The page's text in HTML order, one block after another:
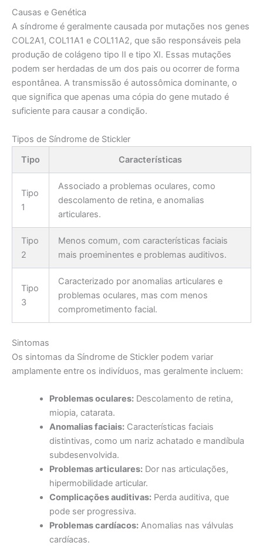
Causas e Genética
A síndrome é geralmente causada por mutações nos genes
COL2A1, COL11A1 e COL11A2, que são responsáveis pela
produção de colágeno tipo II e tipo XI. Essas mutações
podem ser herdadas de um dos pais ou ocorrer de forma
espontânea. A transmissão é autossômica dominante, o
que significa que apenas uma cópia do gene mutado é
suficiente para causar a condição.
Tipos de Síndrome de Stickler
Tipo
Características
Tipo
1
Associado a problemas oculares, como
descolamento de retina, e anomalias
articulares.
Tipo
2
Menos comum, com características faciais
mais proeminentes e problemas auditivos.
Tipo
3
Caracterizado por anomalias articulares e
problemas oculares, mas com menos
comprometimento facial.
Sintomas
Os sintomas da Síndrome de Stickler podem variar
amplamente entre os indivíduos, mas geralmente incluem:
Problemas oculares:Descolamento de retina,
miopia, catarata.
Anomalias faciais:Características faciais
distintivas, como um nariz achatado e mandíbula
subdesenvolvida.
Problemas articulares:Dor nas articulações,
hipermobilidade articular.
Complicações auditivas:Perda auditiva, que
pode ser progressiva.
Problemas cardíacos:Anomalias nas válvulas
cardíacas.